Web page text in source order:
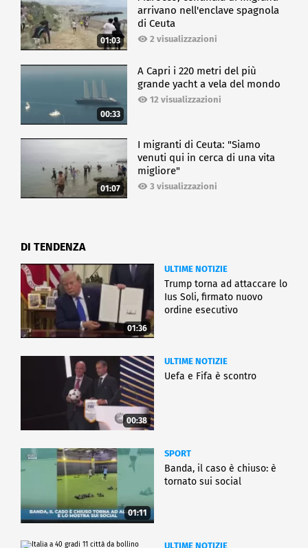
01:03
arrivano nell'enclave spagnola
di Ceuta
2 visualizzazioni
00:33
A Capri i 220 metri del più
grande yacht a vela del mondo
12 visualizzazioni
01:07
I migranti di Ceuta: "Siamo
venuti qui in cerca di una vita
migliore"
3 visualizzazioni
DI TENDENZA
01:36
ULTIME NOTIZIE
Trump torna ad attaccare lo
Ius Soli, firmato nuovo
ordine esecutivo
00:38
ULTIME NOTIZIE
Uefa e Fifa è scontro
01:11
SPORT
Banda, il caso è chiuso: è
tornato sui social
ULTIME NOTIZIE